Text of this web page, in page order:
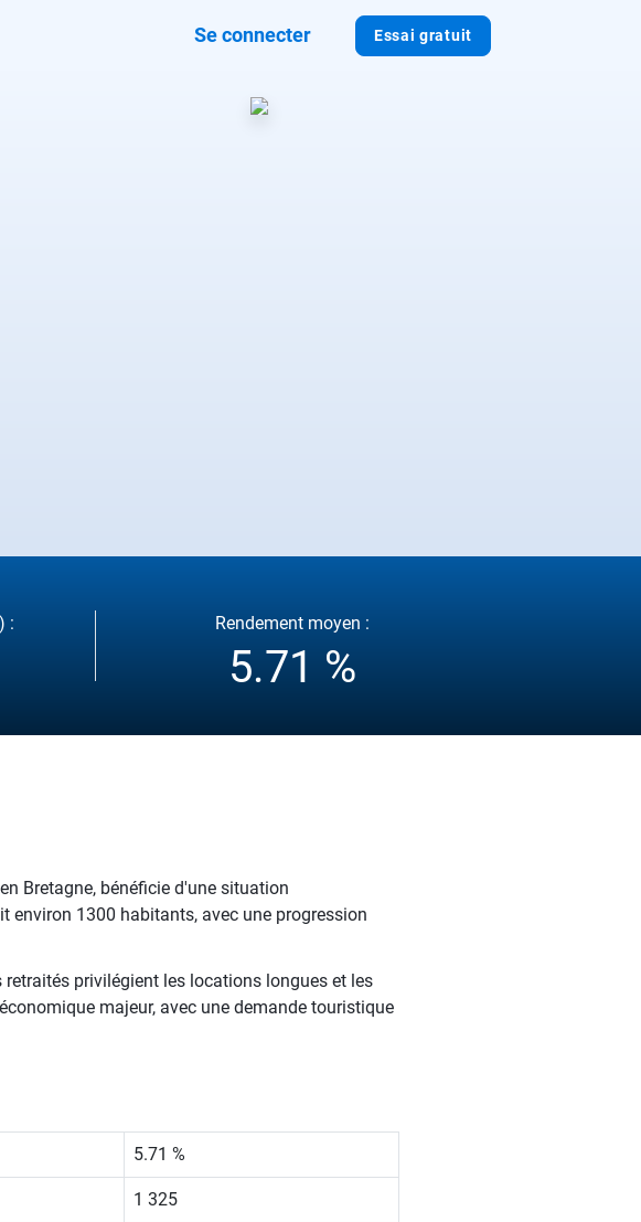
Essai gratuit
Se connecter
: Rendement moyen :
5.71 %
Bretagne, bénéficie d'une situation
environ 1300 habitants, avec une progression
privilégient les locations longues et les
majeur, avec une demande touristique
5.71 %
1 325